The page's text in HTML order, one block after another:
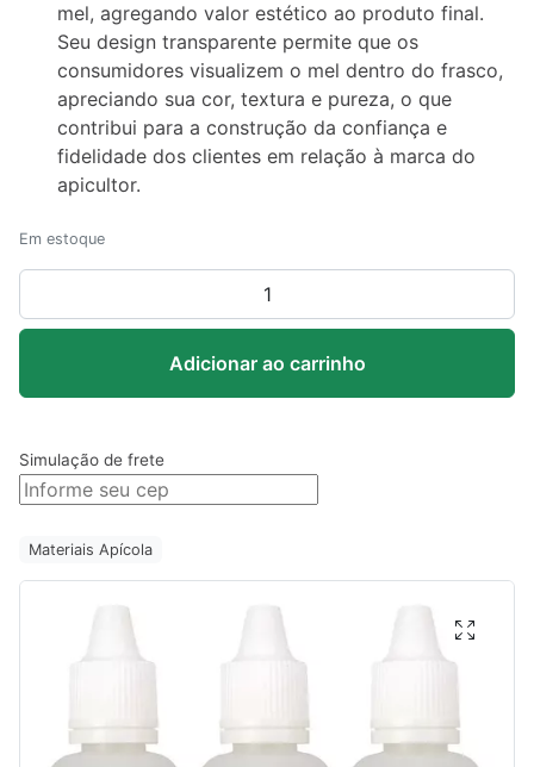
mel, agregando valor estético ao produto final.
Seu design transparente permite que os
consumidores visualizem o mel dentro do frasco,
apreciando sua cor, textura e pureza, o que
contribui para a construção da confiança e
fidelidade dos clientes em relação à marca do
apicultor.
Em estoque
Plástico
De
-
unidades
quantidade
Adicionar ao carrinho
Simulação de frete
Materiais Apícola